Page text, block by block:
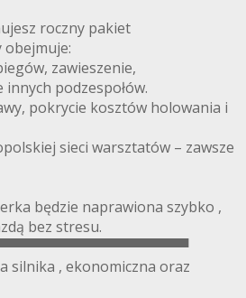
roczny pakiet
obejmuje:
zawieszenie,
podzespołów.
pokrycie kosztów holowania i
sieci warsztatów – zawsze
będzie naprawiona szybko ,
bez stresu.
silnika , ekonomiczna oraz